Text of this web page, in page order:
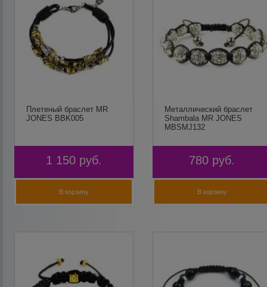
Плетеный браслет MR
JONES BBK005
1 150 руб.
В корзину
Металлический браслет
Shambala MR JONES
MBSMJ132
780 руб.
В корзину